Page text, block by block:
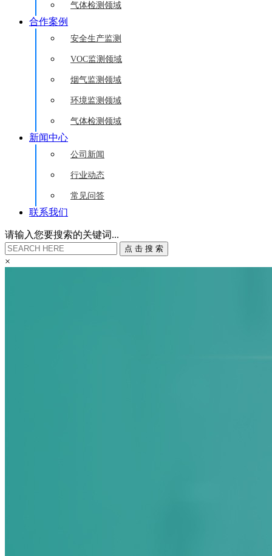
气体检测领域
合作案例
安全生产监测
VOC监测领域
烟气监测领域
环境监测领域
气体检测领域
新闻中心
公司新闻
行业动态
常见问答
联系我们
请输入您要搜索的关键词...
点 击 搜 索
×